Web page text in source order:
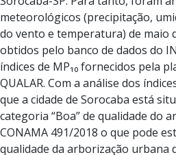
meteorológicos (precipitação,
do vento e temperatura) de maio
obtidos pelo banco de dados do
índices de MP₁₀ fornecidos pela
QUALAR. Com a análise dos
que a cidade de Sorocaba está
categoria “Boa” de qualidade do
CONAMA 491/2018 o que pode
qualidade da arborização urbana